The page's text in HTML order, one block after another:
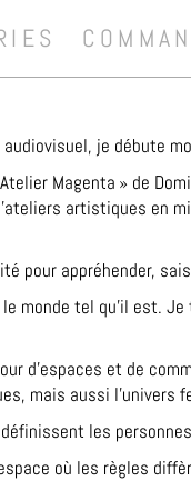
je débute
Magenta » de
artistiques
pour appréhender,
monde tel qu’il est.
d’espaces et de
mais aussi l’univers
les
où les règles